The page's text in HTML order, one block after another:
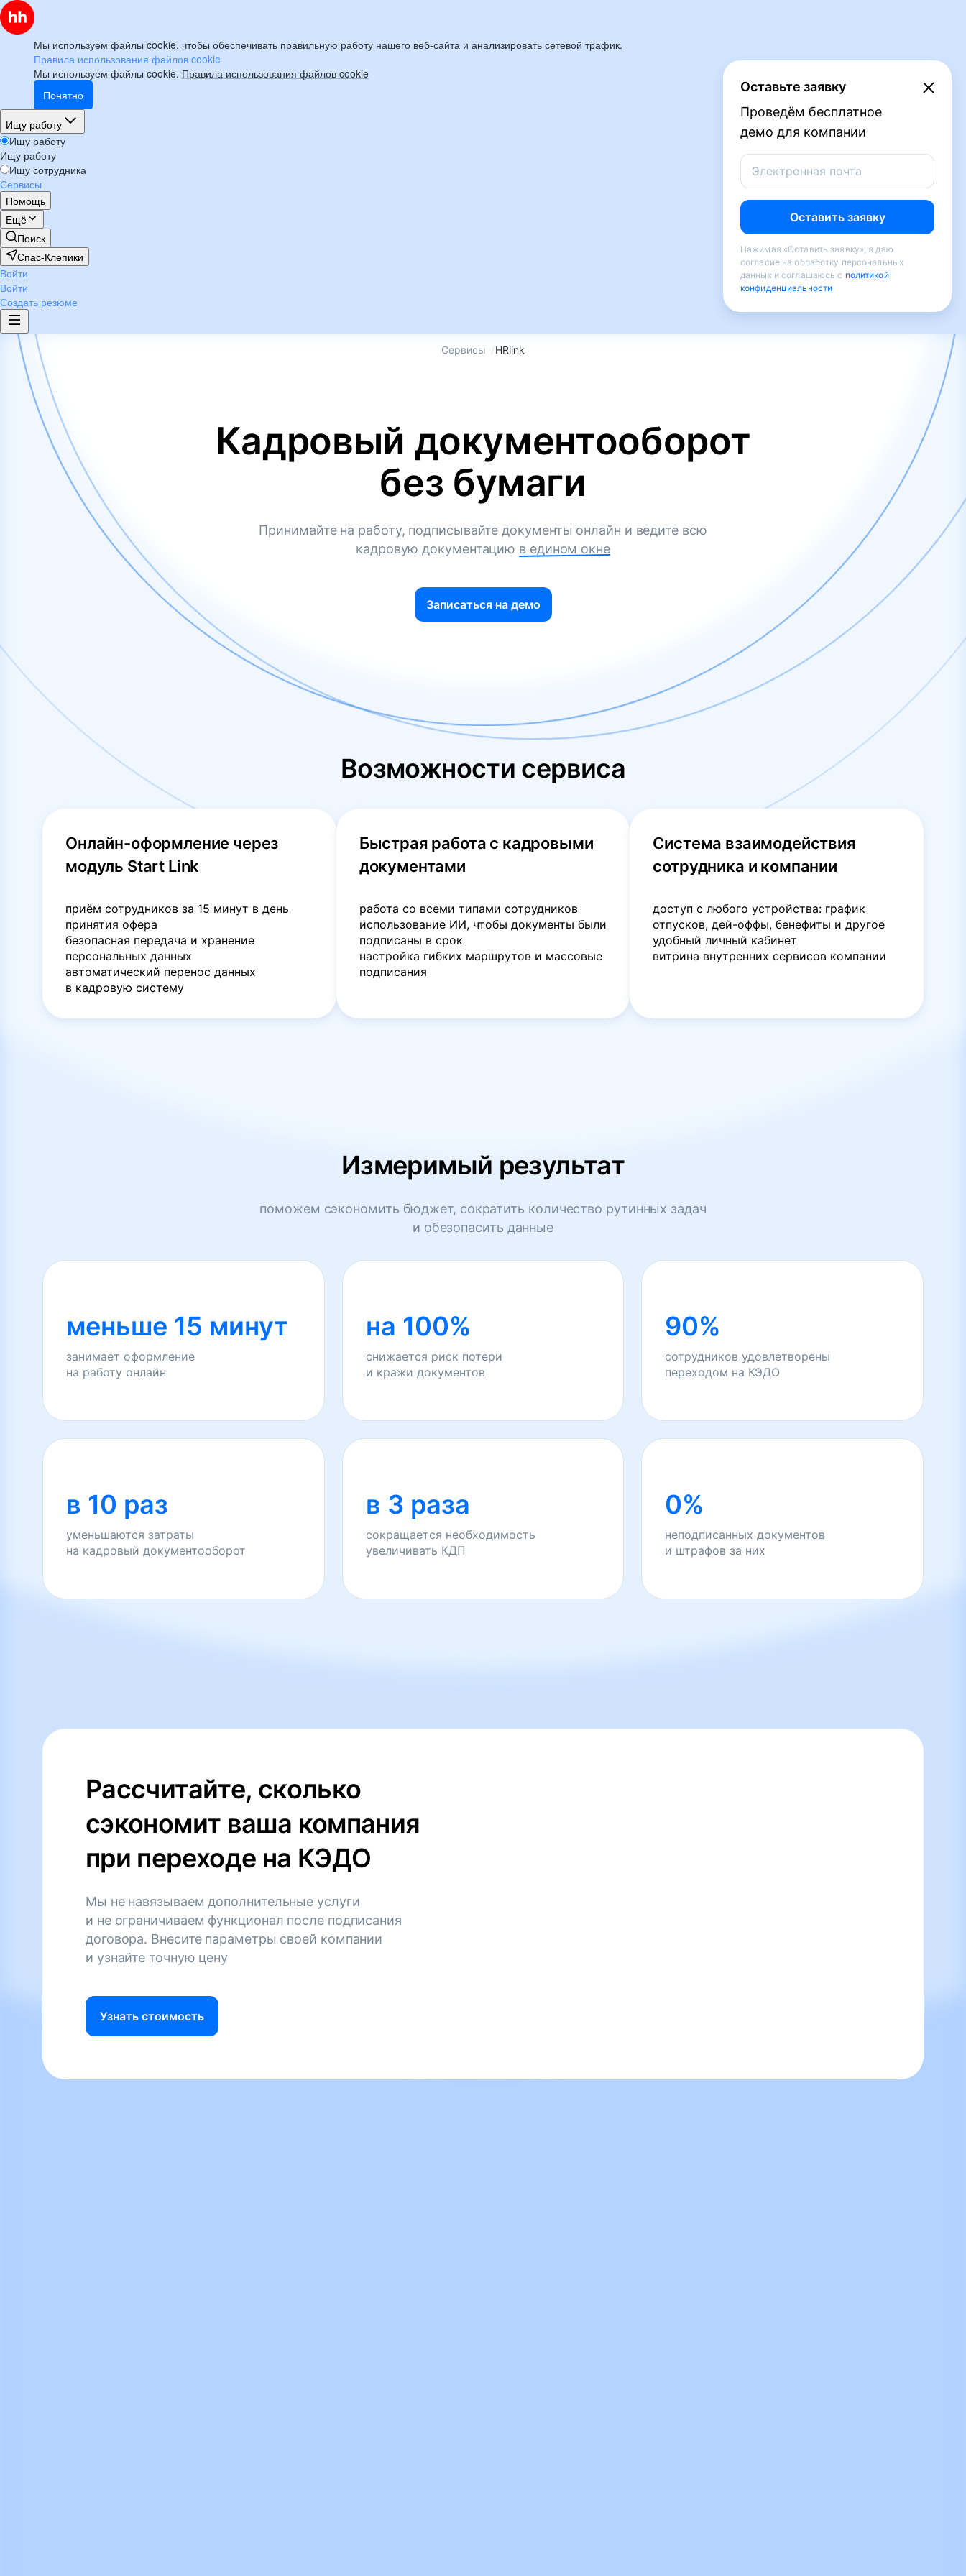
Мы используем файлы cookie, чтобы обеспечивать правильную работу нашего веб-сайта и анализировать сетевой трафик.
Правила использования файлов cookie
Мы используем файлы cookie. Правила использования файлов cookie
Понятно
Ищу работу
Ищу работу
Ищу работу
Ищу сотрудника
Сервисы
Помощь
Ещё
Поиск
Спас-Клепики
Войти
Войти
Создать резюме
Сервисы /HRlink
Кадровый документооборот
без бумаги
Принимайте на работу, подписывайте документы онлайн и ведите всю
кадровую документацию в едином окне
Записаться на демо
Возможности сервиса
Онлайн-оформление через
модуль Start Link
приём сотрудников за 15 минут в день
принятия офера
безопасная передача и хранение
персональных данных
автоматический перенос данных
в кадровую систему
Быстрая работа с кадровыми
документами
работа со всеми типами сотрудников
использование ИИ, чтобы документы были
подписаны в срок
настройка гибких маршрутов и массовые
подписания
Система взаимодействия
сотрудника и компании
доступ с любого устройства: график
отпусков, дей-оффы, бенефиты и другое
удобный личный кабинет
витрина внутренних сервисов компании
Измеримый результат
поможем сэкономить бюджет, сократить количество рутинных задач
и обезопасить данные
меньше 15 минут
занимает оформление
на работу онлайн
на 100%
снижается риск потери
и кражи документов
90%
сотрудников удовлетворены
переходом на КЭДО
в 10 раз
уменьшаются затраты
на кадровый документооборот
в 3 раза
сокращается необходимость
увеличивать КДП
0%
неподписанных документов
и штрафов за них
Рассчитайте, сколько
сэкономит ваша компания
при переходе на КЭДО
Мы не навязываем дополнительные услуги
и не ограничиваем функционал после подписания
договора. Внесите параметры своей компании
и узнайте точную цену
Узнать стоимость
Оставьте заявку
Проведём бесплатное
демо для компании
Электронная почта
Оставить заявку
Нажимая «Оставить заявку», я даю
согласие на обработку персональных
данных и соглашаюсь с политикой
конфиденциальности